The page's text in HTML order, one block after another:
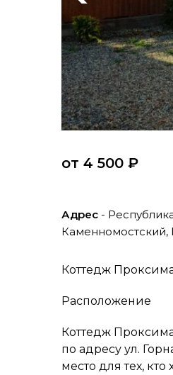
от 4 500 ₽
Адрес -
Каменномостский,
Коттедж
Расположение
Коттедж
по адресу ул.
место для тех,